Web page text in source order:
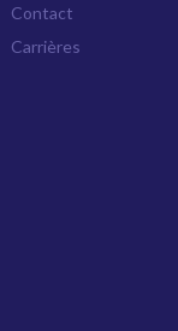
Contact
Carrières